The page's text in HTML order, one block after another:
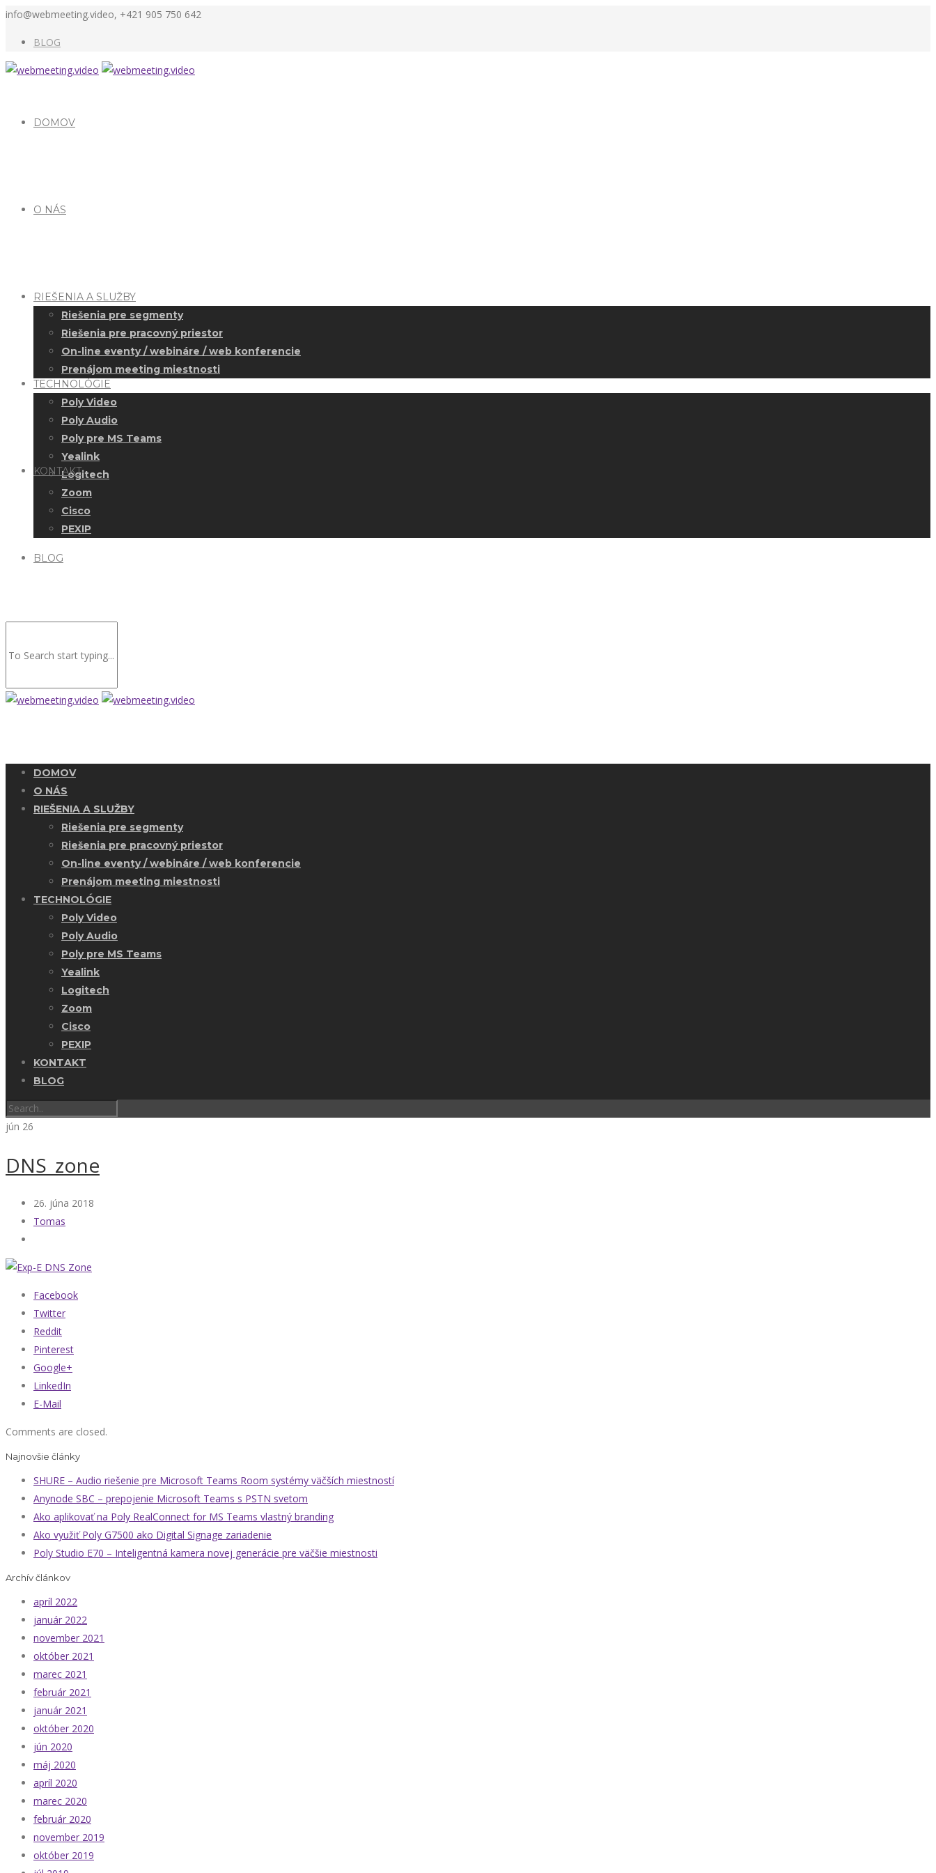
info@webmeeting.video, +421 905 750 642
BLOG
DOMOV
O NÁS
RIEŠENIA A SLUŽBY
Riešenia pre segmenty
Riešenia pre pracovný priestor
On-line eventy / webináre / web konferencie
Prenájom meeting miestnosti
TECHNOLÓGIE
Poly Video
Poly Audio
Poly pre MS Teams
Yealink
Logitech
Zoom
Cisco
PEXIP
KONTAKT
BLOG
DOMOV
O NÁS
RIEŠENIA A SLUŽBY
Riešenia pre segmenty
Riešenia pre pracovný priestor
On-line eventy / webináre / web konferencie
Prenájom meeting miestnosti
TECHNOLÓGIE
Poly Video
Poly Audio
Poly pre MS Teams
Yealink
Logitech
Zoom
Cisco
PEXIP
KONTAKT
BLOG
jún 26
DNS_zone
26. júna 2018
Tomas
Facebook
Twitter
Reddit
Pinterest
Google+
LinkedIn
E-Mail
Comments are closed.
Najnovšie články
SHURE – Audio riešenie pre Microsoft Teams Room systémy väčších miestností
Anynode SBC – prepojenie Microsoft Teams s PSTN svetom
Ako aplikovať na Poly RealConnect for MS Teams vlastný branding
Ako využiť Poly G7500 ako Digital Signage zariadenie
Poly Studio E70 – Inteligentná kamera novej generácie pre väčšie miestnosti
Archív článkov
apríl 2022
január 2022
november 2021
október 2021
marec 2021
február 2021
január 2021
október 2020
jún 2020
máj 2020
apríl 2020
marec 2020
február 2020
november 2019
október 2019